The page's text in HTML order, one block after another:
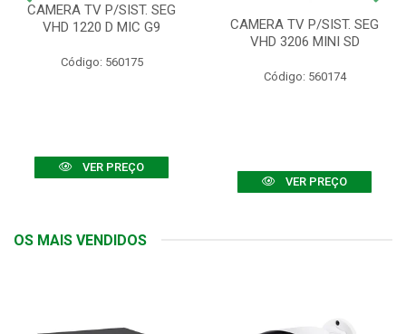
CAMERA TV P/SIST. SEG
VHD 1220 D MIC G9
Código: 560175
VER PREÇO
CAMERA TV P/SIST. SEG
VHD 3206 MINI SD
Código: 560174
VER PREÇO
OS MAIS VENDIDOS